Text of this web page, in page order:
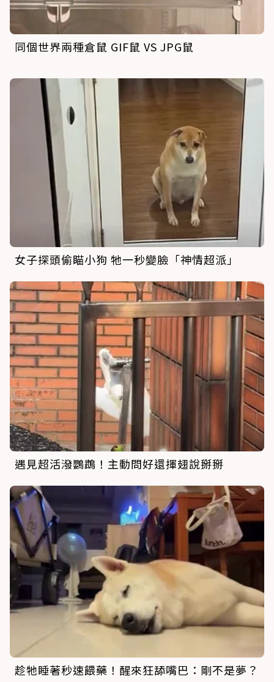
同個世界兩種倉鼠 GIF鼠 VS JPG鼠
女子探頭偷瞄小狗 牠一秒變臉「神情超派」
遇見超活潑鸚鵡！主動問好還揮翅說掰掰
趁牠睡著秒速餵藥！醒來狂舔嘴巴：剛不是夢？